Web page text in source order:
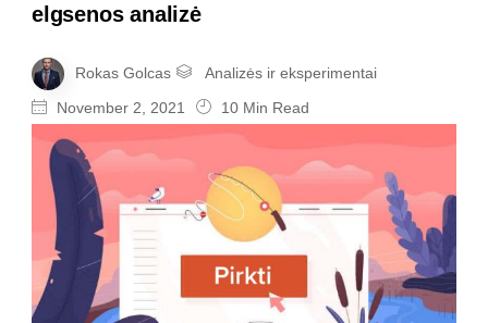
elgsenos analizė
Rokas Golcas Analizės ir eksperimentai
November 2, 2021 10 Min Read